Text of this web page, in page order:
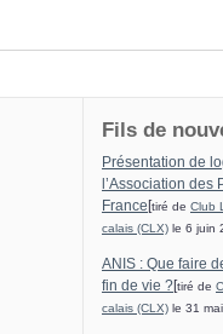
Fils de
Présentation de
l’Association des
France [tiré de Club
calais (CLX) le 6 juin
ANIS : Que faire
fin de vie ?[tiré de
calais (CLX) le 31